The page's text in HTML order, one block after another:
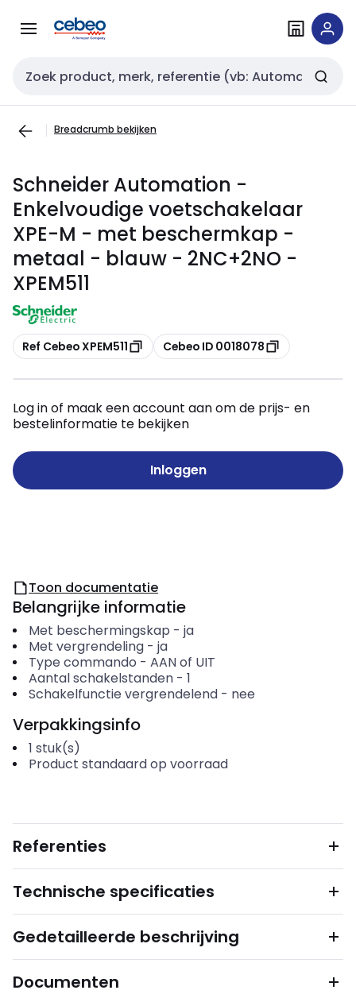
naar
naar
Zoekveld invoer
Breadcrumb bekijken
Schneider Automation -
Enkelvoudige voetschakelaar
XPE-M - met beschermkap -
metaal - blauw - 2NC+2NO -
XPEM511
Kopiëren
Ref Cebeo XPEM511 Kopiëren
Cebeo ID 0018078
Log in of maak een account aan om de prijs- en
bestelinformatie te bekijken
Inloggen
Toon documentatie
Belangrijke informatie
Met beschermingskap - ja
Met vergrendeling- ja
Type commando - AAN of UIT
Aantal schakelstanden- 1
Schakelfunctie vergrendelend- nee
Verpakkingsinfo
1 stuk(s)
Product standaard op voorraad
Referenties
Technische specificaties
Gedetailleerde beschrijving
Documenten